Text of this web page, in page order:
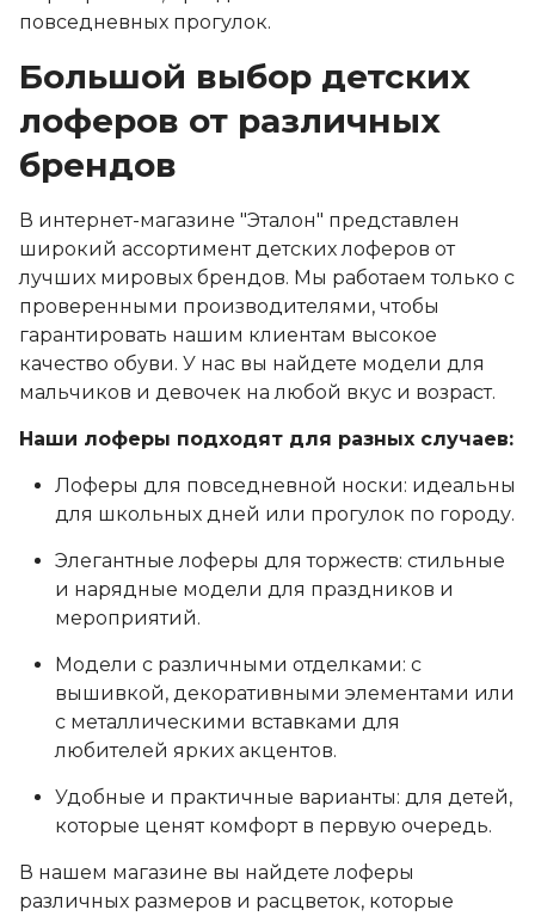
повседневных прогулок.
Большой выбор детских
лоферов от различных
брендов
В интернет-магазине "Эталон" представлен
широкий ассортимент детских лоферов от
лучших мировых брендов. Мы работаем только с
проверенными производителями, чтобы
гарантировать нашим клиентам высокое
качество обуви. У нас вы найдете модели для
мальчиков и девочек на любой вкус и возраст.
Наши лоферы подходят для разных случаев:
Лоферы для повседневной носки: идеальны
для школьных дней или прогулок по городу.
Элегантные лоферы для торжеств: стильные
и нарядные модели для праздников и
мероприятий.
Модели с различными отделками: с
вышивкой, декоративными элементами или
с металлическими вставками для
любителей ярких акцентов.
Удобные и практичные варианты: для детей,
которые ценят комфорт в первую очередь.
В нашем магазине вы найдете лоферы
различных размеров и расцветок, которые